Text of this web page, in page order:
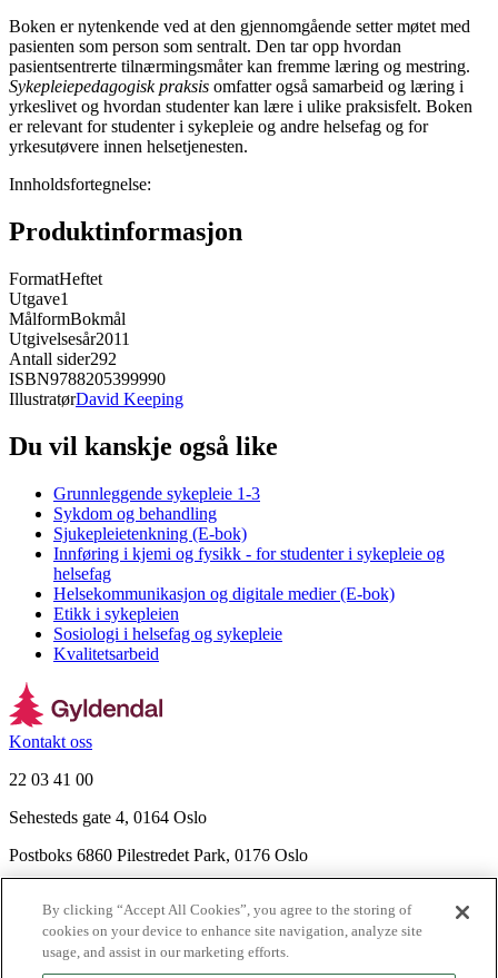
Boken er nytenkende ved at den gjennomgående setter møtet med
pasienten som person som sentralt. Den tar opp hvordan
pasientsentrerte tilnærmingsmåter kan fremme læring og mestring.
Sykepleiepedagogisk praksis omfatter også samarbeid og læring i
yrkeslivet og hvordan studenter kan lære i ulike praksisfelt. Boken
er relevant for studenter i sykepleie og andre helsefag og for
yrkesutøvere innen helsetjenesten.
Innholdsfortegnelse:
Produktinformasjon
FormatHeftet
Utgave1
MålformBokmål
Utgivelsesår2011
Antall sider292
ISBN9788205399990
IllustratørDavid Keeping
Du vil kanskje også like
Grunnleggende sykepleie 1-3
Sykdom og behandling
Sjukepleietenkning (E-bok)
Innføring i kjemi og fysikk - for studenter i sykepleie og
helsefag
Helsekommunikasjon og digitale medier (E-bok)
Etikk i sykepleien
Sosiologi i helsefag og sykepleie
Kvalitetsarbeid
Kontakt oss
22 03 41 00
Sehesteds gate 4, 0164 Oslo
Postboks 6860 Pilestredet Park, 0176 Oslo
Nyhetsbrev
Ledige stillinger
Send inn manus
By clicking “Accept All Cookies”, you agree to the storing of
cookies on your device to enhance site navigation, analyze site
usage, and assist in our marketing efforts.